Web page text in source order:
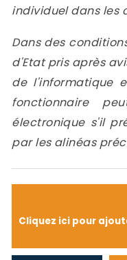
individuel dans les
Dans des
d'Etat pris après
de l'informatique
fonctionnaire
électronique s'il
par les alinéas
Cliquez ici pour